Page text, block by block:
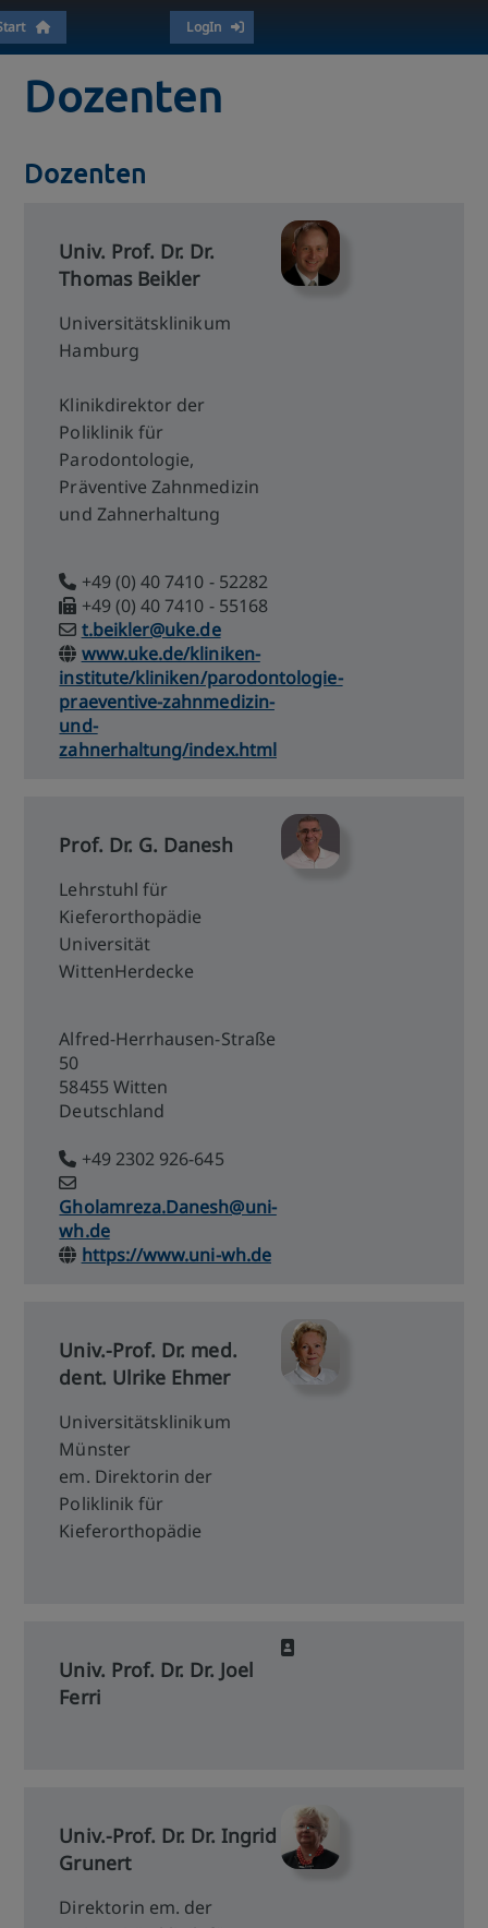
LogIn
Dozenten
Dozenten
Univ. Prof. Dr. Dr.
Thomas Beikler
Universitätsklinikum
Hamburg
Klinikdirektor der
Poliklinik für
Parodontologie,
Präventive Zahnmedizin
und Zahnerhaltung
+49 (0) 40 7410 - 52282
+49 (0) 40 7410 - 55168
t.beikler@uke.de
www.uke.de/kliniken-
institute/kliniken/parodontologie-
praeventive-zahnmedizin-
und-
zahnerhaltung/index.html
Prof. Dr. G. Danesh
Lehrstuhl für
Kieferorthopädie
Universität
WittenHerdecke
Alfred-Herrhausen-Straße
50
58455 Witten
Deutschland
+49 2302 926-645
Gholamreza.Danesh@uni-
wh.de
https://www.uni-wh.de
Univ.-Prof. Dr. med.
dent. Ulrike Ehmer
Universitätsklinikum
Münster
em. Direktorin der
Poliklinik für
Kieferorthopädie
Univ. Prof. Dr. Dr. Joel
Ferri
Univ.-Prof. Dr. Dr. Ingrid
Grunert
Direktorin em. der